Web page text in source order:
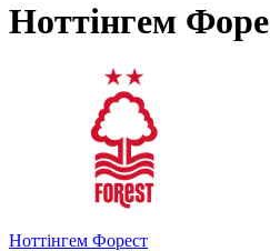
Ноттінгем
Ноттінгем Форест